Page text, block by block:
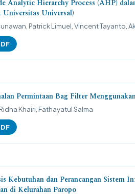
Analytic Hierarchy Process (AHP)
Universitas Universal)
Patrick Limuel, Vincent Tayanto,
Permintaan Bag Filter
Khairi, Fathayatul Salma
Kebutuhan dan Perancangan Sistem
di Kelurahan Paropo